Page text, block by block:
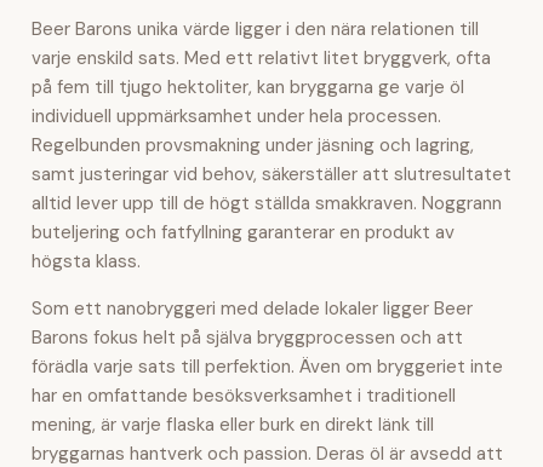
Beer Barons unika värde ligger i den nära relationen till
varje enskild sats. Med ett relativt litet bryggverk, ofta
på fem till tjugo hektoliter, kan bryggarna ge varje öl
individuell uppmärksamhet under hela processen.
Regelbunden provsmakning under jäsning och lagring,
samt justeringar vid behov, säkerställer att slutresultatet
alltid lever upp till de högt ställda smakkraven. Noggrann
buteljering och fatfyllning garanterar en produkt av
högsta klass.
Som ett nanobryggeri med delade lokaler ligger Beer
Barons fokus helt på själva bryggprocessen och att
förädla varje sats till perfektion. Även om bryggeriet inte
har en omfattande besöksverksamhet i traditionell
mening, är varje flaska eller burk en direkt länk till
bryggarnas hantverk och passion. Deras öl är avsedd att